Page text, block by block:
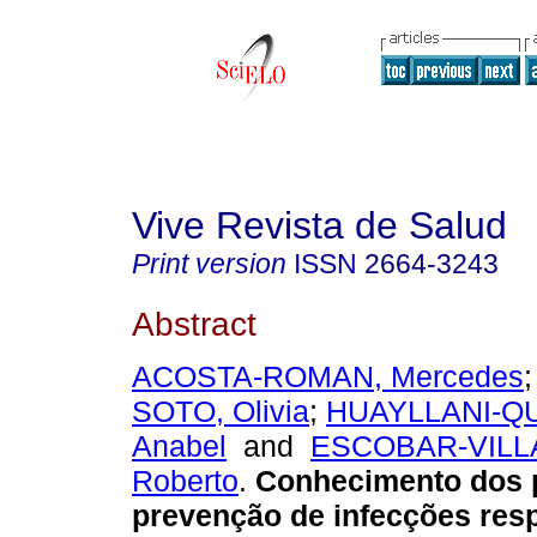
Vive Revista de Salud
Print version ISSN 2664-3243
Abstract
ACOSTA-ROMAN, Mercedes
SOTO, Olivia; HUAYLLANI-
Anabel and ESCOBAR-
Roberto. Conhecimento dos
prevenção de infecções